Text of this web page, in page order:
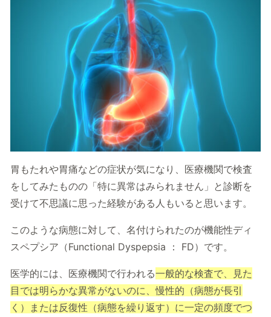
胃もたれや胃痛などの症状が気になり、医療機関で検査
をしてみたものの「特に異常はみられません」と診断を
受けて不思議に思った経験がある人もいると思います。
このような病態に対して、名付けられたのが機能性ディ
スペプシア（Functional Dyspepsia ： FD）です。
医学的には、医療機関で行われる一般的な検査で、見た
目では明らかな異常がないのに、慢性的（病態が長引
く）または反復性（病態を繰り返す）に一定の頻度でつ